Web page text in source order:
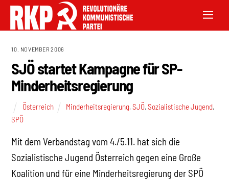
10. NOVEMBER 2006
SJÖ startet Kampagne für SP-
Minderheitsregierung
Österreich Minderheitsregierung,SJÖ,Sozialistische Jugend,
SPÖ
Mit dem Verbandstag vom 4./5.11. hat sich die
Sozialistische Jugend Österreich gegen eine Große
Koalition und für eine Minderheitsregierung der SPÖ